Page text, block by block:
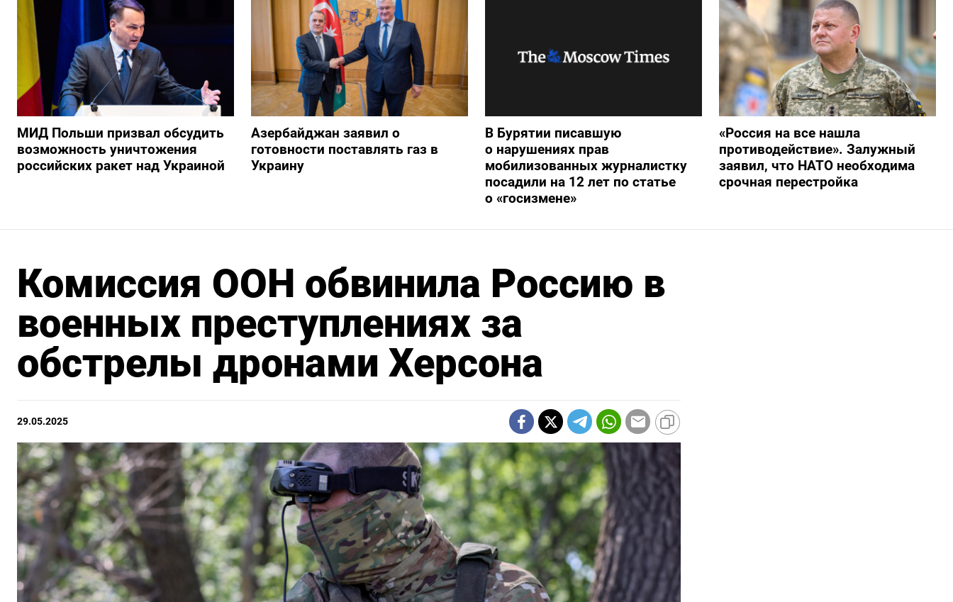
МИД Польши призвал обсудить
возможность уничтожения
российских ракет над Украиной
Азербайджан заявил о
готовности поставлять газ в
Украину
В Бурятии писавшую
о нарушениях прав
мобилизованных журналистку
посадили на 12 лет по статье
о «госизмене»
«Россия на все нашла
противодействие». Залужный
заявил, что НАТО необходима
срочная перестройка
Комиссия ООН обвинила Россию в
военных преступлениях за
обстрелы дронами Херсона
29.05.2025